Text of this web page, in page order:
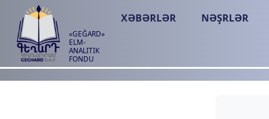
«GEĞARD»
ELM-
ANALITIK
FONDU
XƏBƏRLƏR NƏŞRLƏR